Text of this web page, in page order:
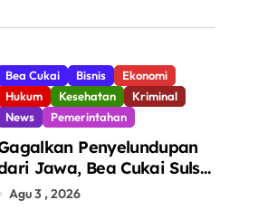
Bea Cukai Bisnis
Ekonomi
Hukum
Kesehatan
Kriminal
News
Pemerintahan
Penyelundupan
Jawa, Bea Cukai Sulsel
7,8 Juta Batang Rokok
Agu 3 , 2026